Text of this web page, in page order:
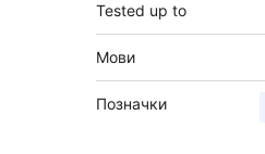
Tested up to
Мови
Позначки